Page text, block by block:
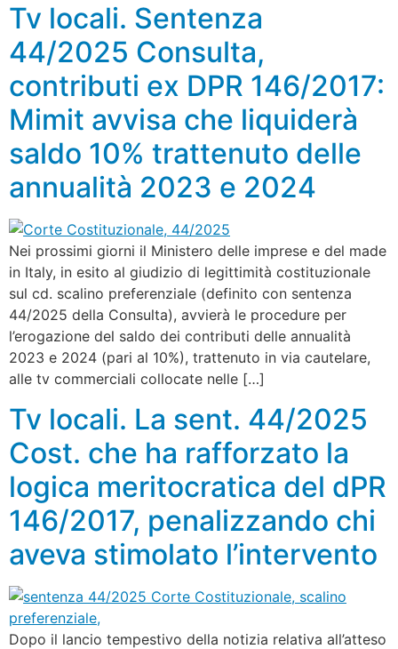
Tv locali. Sentenza
44/2025 Consulta,
contributi ex DPR 146/2017:
Mimit avvisa che liquiderà
saldo 10% trattenuto delle
annualità 2023 e 2024
Nei prossimi giorni il Ministero delle imprese e del made
in Italy, in esito al giudizio di legittimità costituzionale
sul cd. scalino preferenziale (definito con sentenza
44/2025 della Consulta), avvierà le procedure per
l’erogazione del saldo dei contributi delle annualità
2023 e 2024 (pari al 10%), trattenuto in via cautelare,
alle tv commerciali collocate nelle […]
Tv locali. La sent. 44/2025
Cost. che ha rafforzato la
logica meritocratica del dPR
146/2017, penalizzando chi
aveva stimolato l’intervento
Dopo il lancio tempestivo della notizia relativa all’atteso